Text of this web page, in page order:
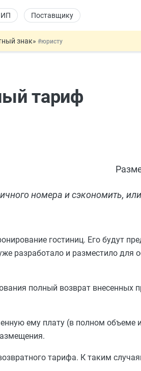
ИП Поставщику
знак» #юристу
#кадровикутариф
номера и сэкономить,
гостиниц. Его будут
разработало и разместило для
полный возврат внесенных
ему плату (в полном объеме
тарифа. К таким